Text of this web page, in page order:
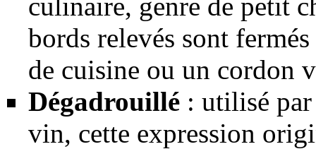
bords relevés sont
de cuisine ou un cordon
Dégadrouillé : utilisé
vin, cette expression